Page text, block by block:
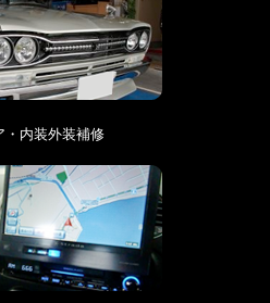
・内装外装補修